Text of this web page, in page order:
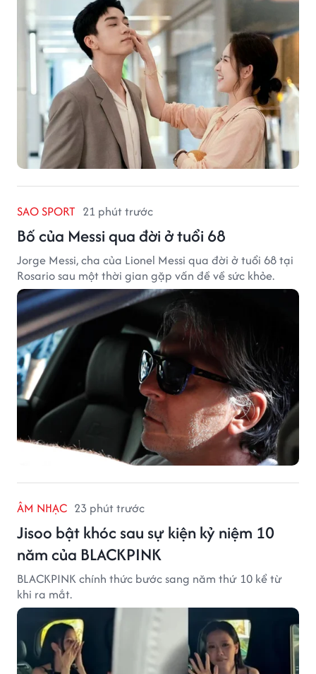
SAO SPORT 21 phút trước
Bố của Messi qua đời ở tuổi 68
Jorge Messi, cha của Lionel Messi qua đời ở tuổi 68 tại
Rosario sau một thời gian gặp vấn đề về sức khỏe.
ÂM NHẠC 23 phút trước
Jisoo bật khóc sau sự kiện kỷ niệm 10
năm của BLACKPINK
BLACKPINK chính thức bước sang năm thứ 10 kể từ
khi ra mắt.